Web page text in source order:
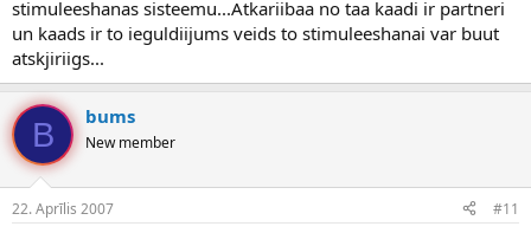
stimuleeshanas sisteemu...Atkariibaa no taa kaadi ir partneri
un kaads ir to ieguldiijums veids to stimuleeshanai var buut
atskjiriigs...
B bums
New member
22. Aprīlis 2007 #11